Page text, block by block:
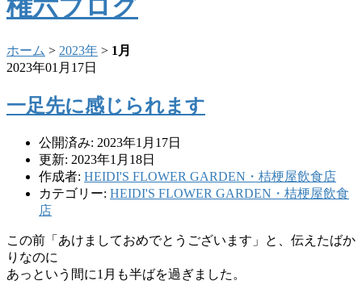
権六ブログ
ホーム > 2023年 > 1月
2023年01月17日
一足先に感じられます
公開済み: 2023年1月17日
更新: 2023年1月18日
作成者: HEIDI'S FLOWER GARDEN・桔梗屋飲食店
カテゴリー: HEIDI'S FLOWER GARDEN・桔梗屋飲食
店
この前「あけましておめでとうございます」と、伝えたばか
りなのに
あっという間に1月も半ばを過ぎました。